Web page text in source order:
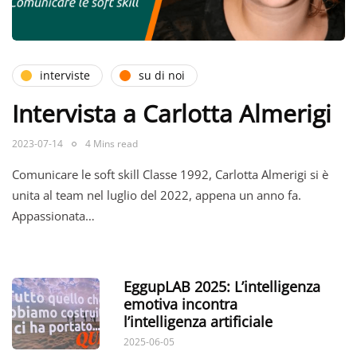
interviste su di noi
Intervista a Carlotta Almerigi
2023-07-14 4 Mins read
Comunicare le soft skill Classe 1992, Carlotta Almerigi si è
unita al team nel luglio del 2022, appena un anno fa.
Appassionata…
EggupLAB 2025: L’intelligenza
emotiva incontra
l’intelligenza artificiale
2025-06-05